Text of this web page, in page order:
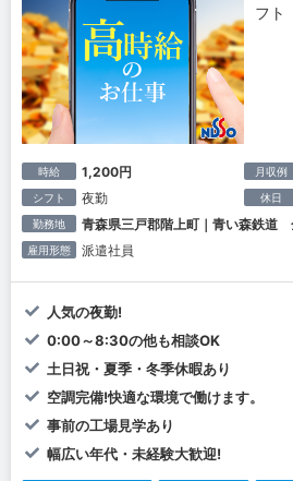
フト
時給 1,200円 月収例
シフト 夜勤 休日
勤務地 青森県三戸郡階上町｜青い森鉄道
雇用形態 派遣社員
人気の夜勤!
0:00～8:30の他も相談OK
土日祝・夏季・冬季休暇あり
空調完備!快適な環境で働けます。
事前の工場見学あり
幅広い年代・未経験大歓迎!